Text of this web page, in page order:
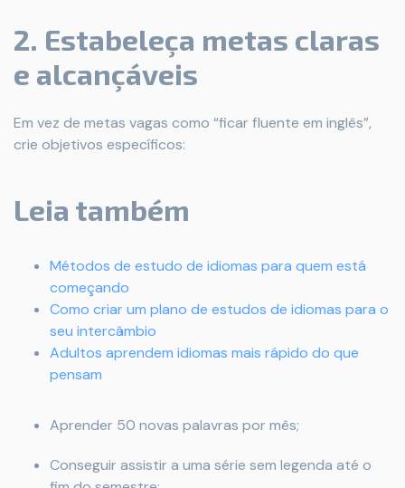
2. Estabeleça metas claras
e alcançáveis
Em vez de metas vagas como “ficar fluente em inglês”,
crie objetivos específicos:
Leia também
Métodos de estudo de idiomas para quem está
começando
Como criar um plano de estudos de idiomas para o
seu intercâmbio
Adultos aprendem idiomas mais rápido do que
pensam
Aprender 50 novas palavras por mês;
Conseguir assistir a uma série sem legenda até o